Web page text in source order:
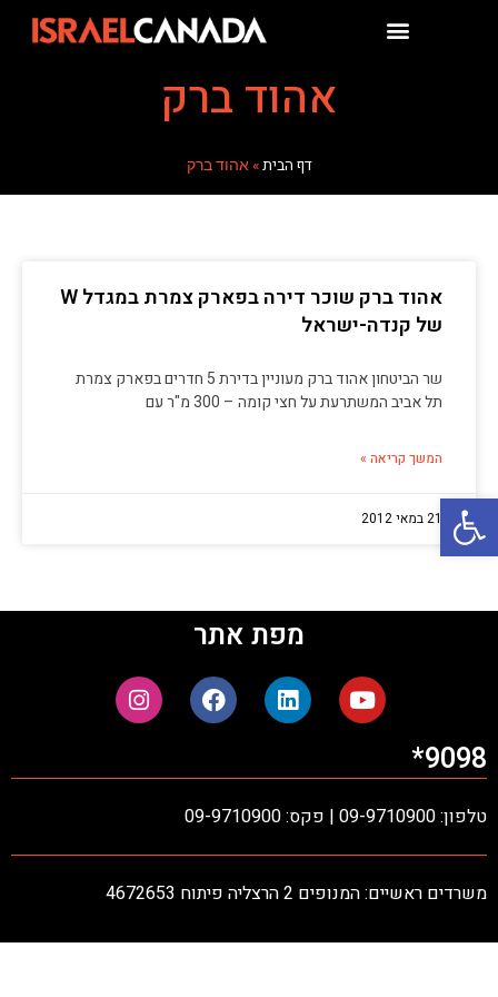
פתח סרגל נגישות
אהוד ברק
דף הבית»אהוד ברק
אהוד ברק שוכר דירה בפארק צמרת במגדל W
של קנדה-ישראל
שר הביטחון אהוד ברק מעוניין בדירת 5 חדרים בפארק צמרת
תל אביב המשתרעת על חצי קומה – 300 מ"ר עם
המשך קריאה »
21 במאי 2012
מפת אתר
9098*
טלפון: 09-9710900 | פקס: 09-9710900
משרדים ראשיים: המנופים 2 הרצליה פיתוח 4672653